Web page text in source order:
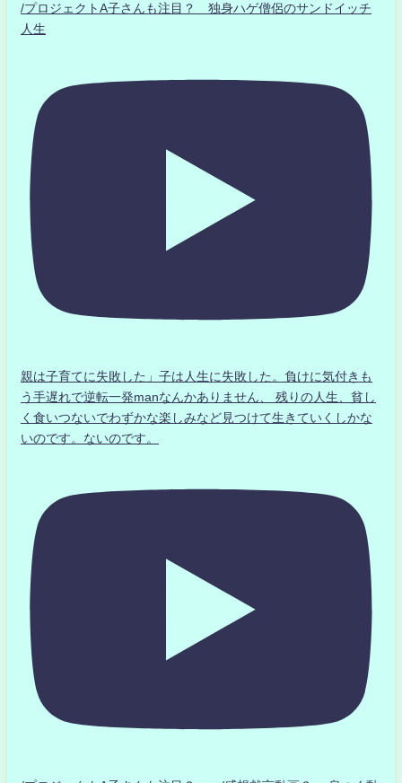
/プロジェクトA子さんも注目？ 独身ハゲ僧侶のサンドイッチ
人生
親は子育てに失敗した」子は人生に失敗した。負けに気付きも
う手遅れで逆転一発manなんかありません、 残りの人生、貧し
く食いつないでわずかな楽しみなど見つけて生きていくしかな
いのです。ないのです。